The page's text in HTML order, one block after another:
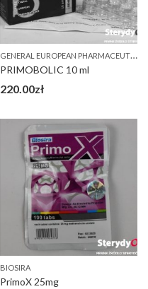
G
ENERAL EUROPEAN PHARMACEUTICALS (GEP)
PRIMOBOLIC 10 ml
220.00zł
BIOSIRA
PrimoX 25mg